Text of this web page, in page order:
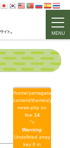
MENU
/home/yamagata/
content/themes/
news.php on
line 14
">
Warning:
Undefined array
key 0 in